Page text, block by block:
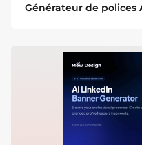
Générateur de polices